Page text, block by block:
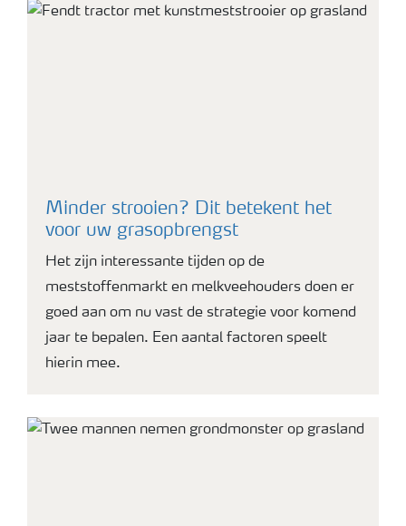
Minder strooien? Dit betekent het
voor uw grasopbrengst
Het zijn interessante tijden op de
meststoffenmarkt en melkveehouders doen er
goed aan om nu vast de strategie voor komend
jaar te bepalen. Een aantal factoren speelt
hierin mee.